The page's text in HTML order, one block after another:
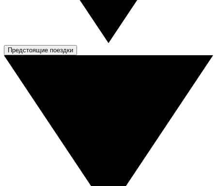
Предстоящие поездки